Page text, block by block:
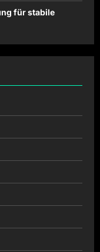
für stabile